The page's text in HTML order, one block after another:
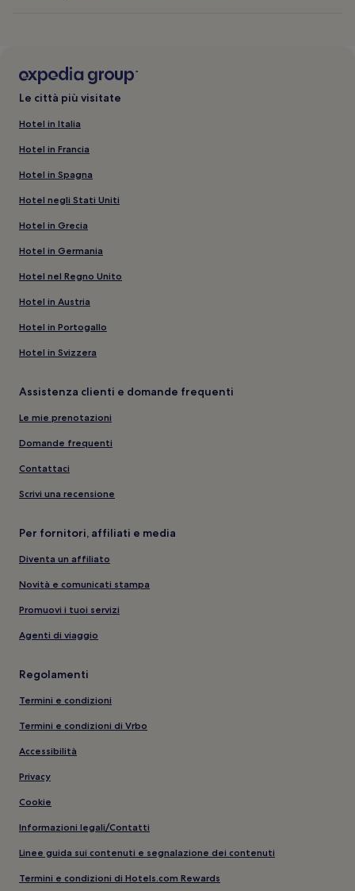
Le città più visitate
Hotel in Italia
Hotel in Francia
Hotel in Spagna
Hotel negli Stati Uniti
Hotel in Grecia
Hotel in Germania
Hotel nel Regno Unito
Hotel in Austria
Hotel in Portogallo
Hotel in Svizzera
Assistenza clienti e domande frequenti
Le mie prenotazioni
Domande frequenti
Contattaci
Scrivi una recensione
Per fornitori, affiliati e media
Diventa un affiliato
Novità e comunicati stampa
Promuovi i tuoi servizi
Agenti di viaggio
Regolamenti
Termini e condizioni
Termini e condizioni di Vrbo
Accessibilità
Privacy
Cookie
Informazioni legali/Contatti
Linee guida sui contenuti e segnalazione dei contenuti
Termini e condizioni di Hotels.com Rewards